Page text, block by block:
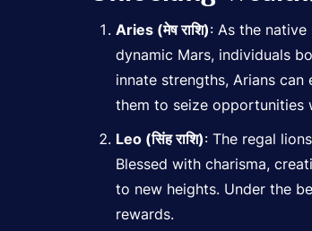
Aries (मेष राशि): As the
dynamic Mars, individuals
innate strengths, Arians
them to seize opportunities
Leo (सिंह राशि): The regal
Blessed with charisma,
to new heights. Under the
rewards.